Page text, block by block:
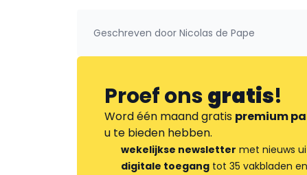
Geschreven door Nicolas de Pape
Proef onsgratis!
Word één maand gratis premium
u te bieden hebben.
wekelijkse newsletter met nieuws
digitale toegang tot 35 vakbladen